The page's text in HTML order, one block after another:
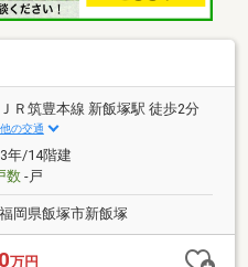
ＪＲ筑豊本線 新飯塚駅 徒歩2分
の交通
年/14階建
数-戸
福岡県飯塚市新飯塚
万円